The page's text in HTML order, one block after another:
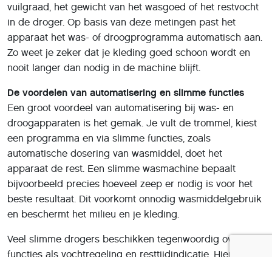
vuilgraad, het gewicht van het wasgoed of het restvocht
in de droger. Op basis van deze metingen past het
apparaat het was- of droogprogramma automatisch aan.
Zo weet je zeker dat je kleding goed schoon wordt en
nooit langer dan nodig in de machine blijft.
De voordelen van automatisering en slimme functies
Een groot voordeel van automatisering bij was- en
droogapparaten is het gemak. Je vult de trommel, kiest
een programma en via slimme functies, zoals
automatische dosering van wasmiddel, doet het
apparaat de rest. Een slimme wasmachine bepaalt
bijvoorbeeld precies hoeveel zeep er nodig is voor het
beste resultaat. Dit voorkomt onnodig wasmiddelgebruik
en beschermt het milieu en je kleding.
Veel slimme drogers beschikken tegenwoordig over
functies als vochtregeling en resttijdindicatie. Hierdoor